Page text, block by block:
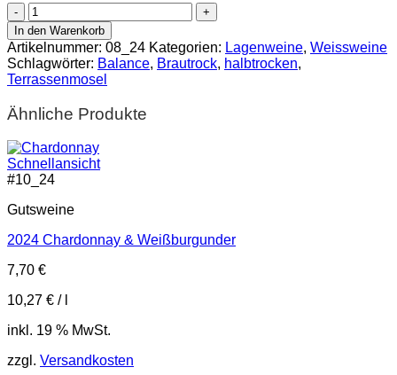
2024
Bullayer
Brautrock
Riesling
feinherb
Menge
In den Warenkorb
Artikelnummer: 08_24 Kategorien: Lagenweine, Weissweine
Schlagwörter: Balance, Brautrock, halbtrocken,
Terrassenmosel
Ähnliche Produkte
Schnellansicht
#10_24
Gutsweine
2024 Chardonnay & Weißburgunder
7,70 €
10,27 € /
inkl. 19 % MwSt.
zzgl. Versandkosten